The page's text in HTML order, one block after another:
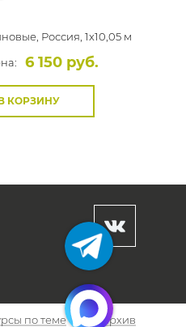
Россия, 1x10,05 м
6 150 руб.
КОРЗИНУ
по теме Архив